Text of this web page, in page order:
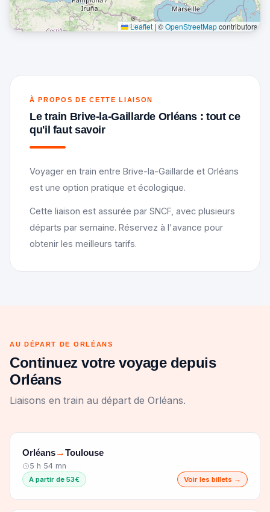
Leaflet | ©OpenStreetMapcontributors
À PROPOS DE CETTE LIAISON
Le train Brive-la-Gaillarde Orléans : tout ce
qu'il faut savoir
Voyager en train entre Brive-la-Gaillarde et Orléans
est une option pratique et écologique.
Cette liaison est assurée par SNCF, avec plusieurs
départs par semaine. Réservez à l'avance pour
obtenir les meilleurs tarifs.
AU DÉPART DE ORLÉANS
Continuez votre voyage depuis
Orléans
Liaisons en train au départ de Orléans.
Orléans→Toulouse
5 h 54 mn
À partir de 53€ Voir les billets →